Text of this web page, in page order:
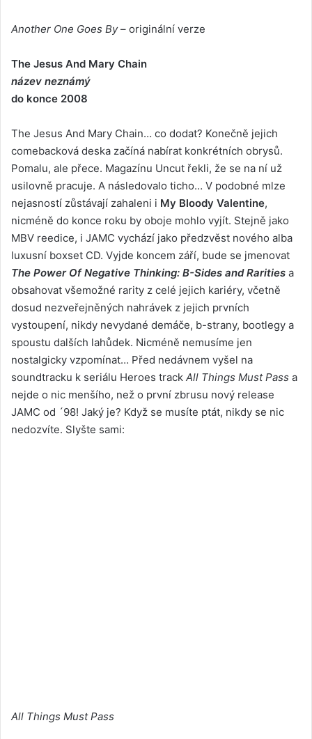
Another One Goes By– originální verze
The Jesus And Mary Chain
název neznámý
do konce 2008
The Jesus And Mary Chain… co dodat? Konečně jejich
comebacková deska začíná nabírat konkrétních obrysů.
Pomalu, ale přece. Magazínu Uncut řekli, že se na ní už
usilovně pracuje. A následovalo ticho… V podobné mlze
nejasností zůstávají zahaleni i My Bloody Valentine,
nicméně do konce roku by oboje mohlo vyjít. Stejně jako
MBV reedice, i JAMC vychází jako předzvěst nového alba
luxusní boxset CD. Vyjde koncem září, bude se jmenovat
The Power Of Negative Thinking: B-Sides and Rarities a
obsahovat všemožné rarity z celé jejich kariéry, včetně
dosud nezveřejněných nahrávek z jejich prvních
vystoupení, nikdy nevydané demáče, b-strany, bootlegy a
spoustu dalších lahůdek. Nicméně nemusíme jen
nostalgicky vzpomínat… Před nedávnem vyšel na
soundtracku k seriálu Heroes track All Things Must Pass a
nejde o nic menšího, než o první zbrusu nový release
JAMC od ´98! Jaký je? Když se musíte ptát, nikdy se nic
nedozvíte. Slyšte sami:
All Things Must Pass